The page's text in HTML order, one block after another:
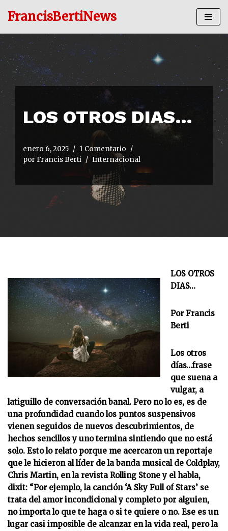
al
contenido
FrancisBertiNews
LOS OTROS DIAS…
enero 6, 2025
1 Comentario
por Francis Berti Internacional
LOS OTROS
DIAS…
Por Francis
Berti
Los otros
días…frase
que suena a
vulgar, a
latiguillo de conversación banal. Pero no lo es, es de
una profundidad cuando los puntos suspensivos
vienen seguidos de nuevos descubrimientos, de
hechos sencillos y uno termina sintiendo que no está
solo. Esto lo relato porque me acercaron un reportaje
que le hicieron al líder de la banda musical de Coldplay,
Chris Martin, en la revista Rolling Stone y el habla,
dixit: “Por ejemplo, la canción ‘A Sky Full of Stars’ se
trata del amor incondicional y completo por alguien,
no importa lo que te haga o si te quiere o no. Ese es un
lugar casi imposible de alcanzar en la vida real, pero la